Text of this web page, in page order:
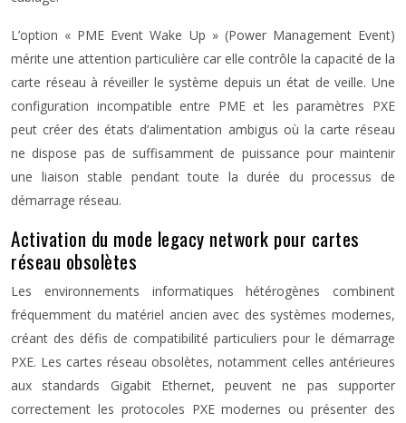
L’option « PME Event Wake Up » (Power Management Event)
mérite une attention particulière car elle contrôle la capacité de la
carte réseau à réveiller le système depuis un état de veille. Une
configuration incompatible entre PME et les paramètres PXE
peut créer des états d’alimentation ambigus où la carte réseau
ne dispose pas de suffisamment de puissance pour maintenir
une liaison stable pendant toute la durée du processus de
démarrage réseau.
Activation du mode legacy network pour cartes
réseau obsolètes
Les environnements informatiques hétérogènes combinent
fréquemment du matériel ancien avec des systèmes modernes,
créant des défis de compatibilité particuliers pour le démarrage
PXE. Les cartes réseau obsolètes, notamment celles antérieures
aux standards Gigabit Ethernet, peuvent ne pas supporter
correctement les protocoles PXE modernes ou présenter des